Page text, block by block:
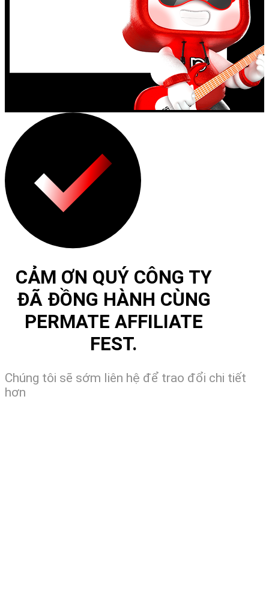
CẢM ƠN QUÝ CÔNG TY
ĐÃ ĐỒNG HÀNH CÙNG
PERMATE AFFILIATE
FEST.
Chúng tôi sẽ sớm liên hệ để trao đổi chi tiết
hơn